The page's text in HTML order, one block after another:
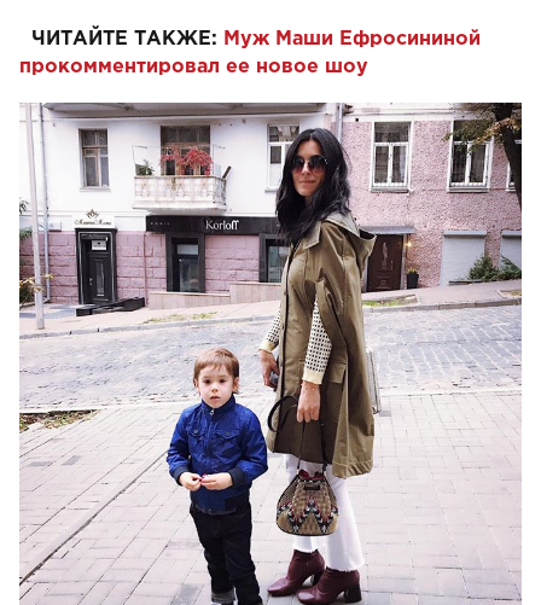
ЧИТАЙТЕ ТАКЖЕ: Муж Маши Ефросининой
прокомментировал ее новое шоу